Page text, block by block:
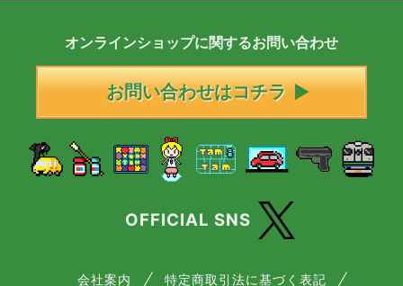
オンラインショップに関するお問い合わせ
お問い合わせはコチラ
OFFICIAL SNS
会社案内 特定商取引法に基づく表記